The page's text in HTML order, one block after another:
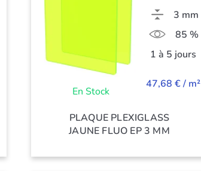
En Stock
3 mm
85 %
1 à 5 jours
47,68 € / m²
PLAQUE PLEXIGLASS
JAUNE FLUO EP 3 MM